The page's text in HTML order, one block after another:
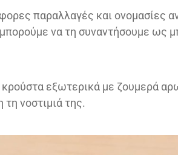
παραλλαγές και ονομασίες
να τη συναντήσουμε ως
εξωτερικά με ζουμερά
τη νοστιμιά της.